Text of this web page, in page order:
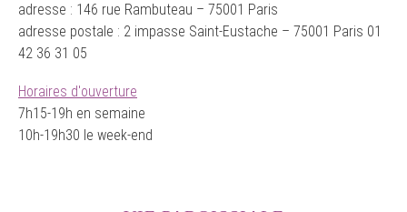
adresse : 146 rue Rambuteau – 75001 Paris
adresse postale : 2 impasse Saint-Eustache – 75001 Paris 01
42 36 31 05
Horaires d'ouverture
7h15-19h en semaine
10h-19h30 le week-end